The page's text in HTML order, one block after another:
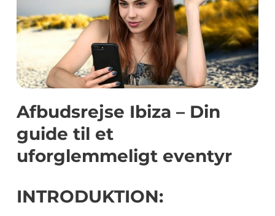
Afbudsrejse Ibiza – Din
guide til et
uforglemmeligt eventyr
INTRODUKTION: